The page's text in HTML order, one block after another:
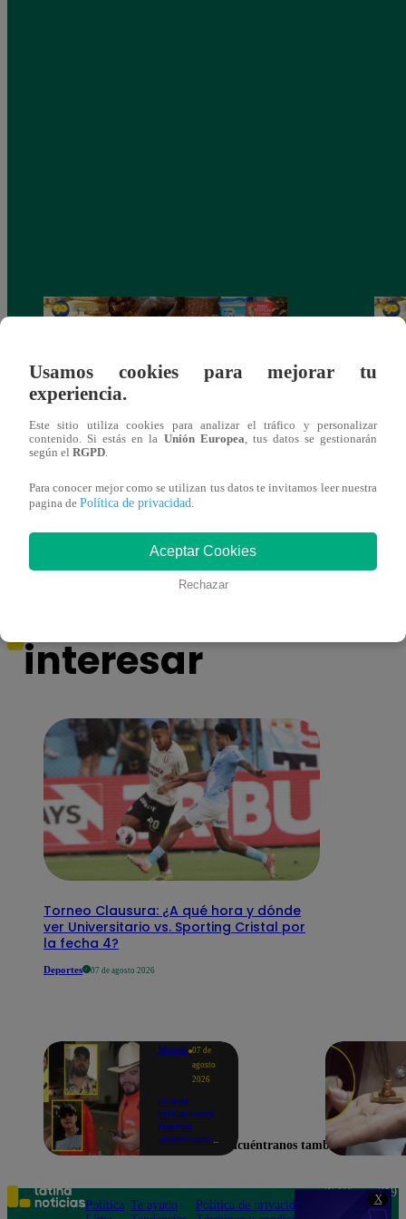
X
del 2022 – Programa completo
del
También te puede
interesar
Torneo Clausura: ¿A qué hora y dónde
ver Universitario vs. Sporting Cristal por
la fecha 4?
Deportes 07 de agosto 2026
Mundo 07 de
agosto
2026
Nueve
influencers
fueron
asesinados
el Cártel de
Sinaloa
Usamos cookies para mejorar tu
experiencia.
Este sitio utiliza cookies para analizar el tráfico y personalizar
contenido. Si estás en la Unión Europea, tus datos se gestionarán
según el RGPD.
Para conocer mejor como se utilizan tus datos te invitamos leer nuestra
pagina de Política de privacidad.
Aceptar Cookies
Rechazar
Encuéntranos también en
Política Te ayudo
Política de privacidad
Teléfono: 219